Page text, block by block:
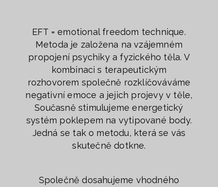
EFT = emotional freedom technique.
Metoda je založena na vzájemném
propojení psychiky a fyzického těla. V
kombinaci s terapeutickým
rozhovorem společně rozklíčováváme
negativní emoce a jejich projevy v těle,
Současně stimulujeme energetický
systém poklepem na vytipované body.
Jedná se tak o metodu, která se vás
skutečně dotkne.
Společně dosahujeme vhodného